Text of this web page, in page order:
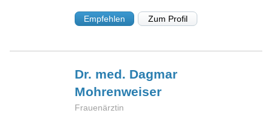
Empfehlen Zum Profil
Dr. med. Dagmar
Mohrenweiser
Frauenärztin